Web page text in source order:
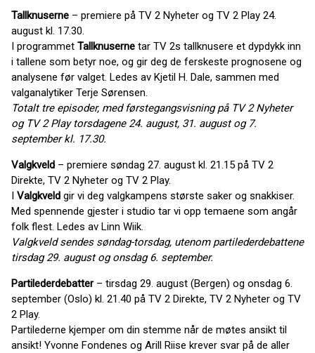
Tallknuserne – premiere på TV 2 Nyheter og TV 2 Play 24.
august kl. 17.30.
I programmet Tallknuserne tar TV 2s tallknusere et dypdykk inn
i tallene som betyr noe, og gir deg de ferskeste prognosene og
analysene før valget. Ledes av Kjetil H. Dale, sammen med
valganalytiker Terje Sørensen.
Totalt tre episoder, med førstegangsvisning på TV 2 Nyheter
og TV 2 Play torsdagene 24. august, 31. august og 7.
september kl. 17.30.
Valgkveld – premiere søndag 27. august kl. 21.15 på TV 2
Direkte, TV 2 Nyheter og TV 2 Play.
Valgkveld gir vi deg valgkampens største saker og snakkiser.
Med spennende gjester i studio tar vi opp temaene som angår
folk flest. Ledes av Linn Wiik.
Valgkveld sendes søndag-torsdag, utenom partilederdebattene
tirsdag 29. august og onsdag 6. september.
Partilederdebatter – tirsdag 29. august (Bergen) og onsdag 6.
september (Oslo) kl. 21.40 på TV 2 Direkte, TV 2 Nyheter og TV
2 Play.
Partilederne kjemper om din stemme når de møtes ansikt til
ansikt! Yvonne Fondenes og Arill Riise krever svar på de aller